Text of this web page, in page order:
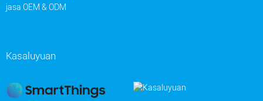
jasa OEM & ODM
Kasaluyuan